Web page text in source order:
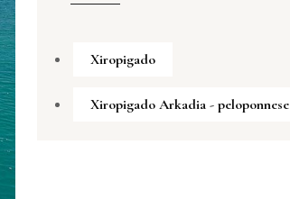
Xiropigado
Xiropigado Arkadia - peloponnese